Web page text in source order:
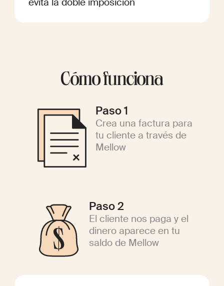
Cómo funciona
Paso 1
Crea una factura para
tu cliente a través de
Mellow
Paso 2
El cliente nos paga y el
dinero aparece en tu
saldo de Mellow